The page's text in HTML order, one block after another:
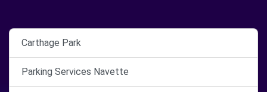
Carthage Park
Parking Services Navette